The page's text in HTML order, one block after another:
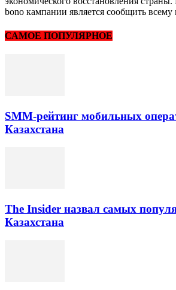
bono кампании является сообщить всему
САМОЕ ПОПУЛЯРНОЕ
SMM-рейтинг мобильных
Казахстана
The Insider назвал самых
Казахстана